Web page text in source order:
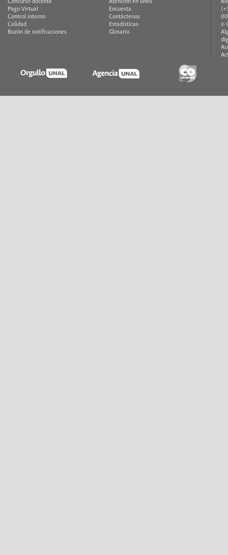
Concurso docente
Pago Virtual
Control interno
Calidad
Buzón de notificaciones
Atención en línea
Encuesta
Contáctenos
Estadísticas
Glosario
©